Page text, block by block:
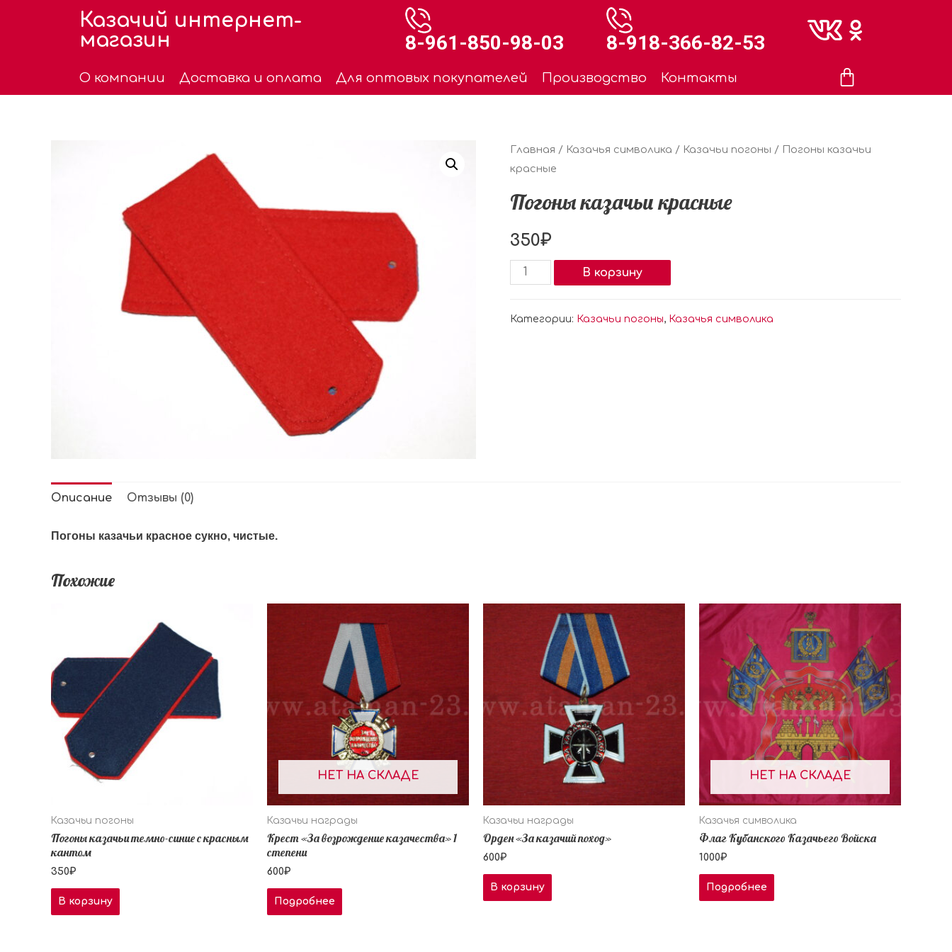
Казачий интернет-
магазин
8-961-850-98-03 8-918-366-82-53
О компании Доставка и оплата Для оптовых покупателей Производство Контакты
Главная / Казачья символика / Казачьи погоны / Погоны казачьи
красные
Погоны казачьи красные
350₽
В корзину
Категории: Казачьи погоны, Казачья символика
Описание Отзывы (0)
Погоны казачьи красное сукно, чистые.
Похожие
Казачьи погоны
Погоны казачьи темно-синие с красным
кантом
350₽
В корзину
НЕТ НА СКЛАДЕ
Казачьи награды
Крест «За возрождение казачества» 1
степени
600₽
Подробнее
Казачьи награды
Орден «За казачий поход»
600₽
В корзину
НЕТ НА СКЛАДЕ
Казачья символика
Флаг Кубанского Казачьего Войска
1000₽
Подробнее